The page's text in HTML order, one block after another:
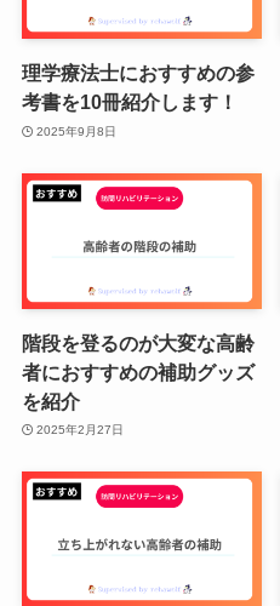
理学療法士におすすめの参
考書を10冊紹介します！
2025年9月8日
階段を登るのが大変な高齢
者におすすめの補助グッズ
を紹介
2025年2月27日